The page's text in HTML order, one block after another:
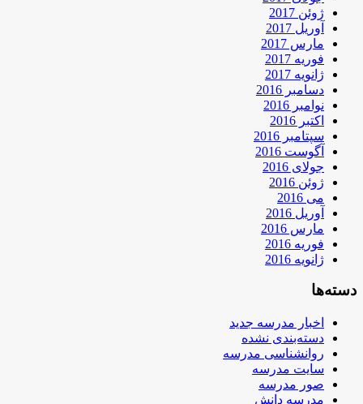
ژوئن 2017
آوریل 2017
مارس 2017
فوریه 2017
ژانویه 2017
دسامبر 2016
نوامبر 2016
اکتبر 2016
سپتامبر 2016
آگوست 2016
جولای 2016
ژوئن 2016
می 2016
آوریل 2016
مارس 2016
فوریه 2016
ژانویه 2016
دسته‌ها
اخبار مدرسه جدید
دسته‌بندی نشده
روانشناسی مدرسه
سایت مدرسه
صور مدرسه
مدرسه دانش